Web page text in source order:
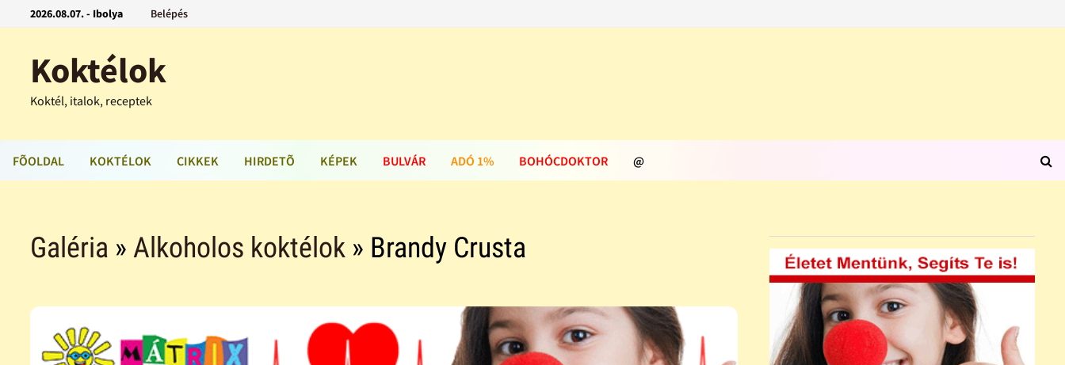
2026.08.07. - Ibolya Belépés
Koktélok
Koktél, italok, receptek
FÕOLDAL KOKTÉLOK CIKKEK HIRDETÕ KÉPEK BULVÁR ADÓ 1% BOHÓCDOKTOR @
Galéria » Alkoholos koktélok » Brandy Crusta